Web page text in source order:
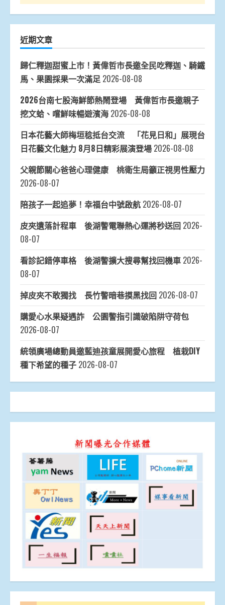
近期文章
歸仁釋迦甜蜜上市！黃偉哲市長邀全民吃釋迦、騎鐵
馬、果園採果一次滿足 2026-08-08
2026台南七股海鮮節熱鬧登場 黃偉哲市長邀親子
挖文蛤、嚐鮮味暢遊濱海 2026-08-08
日本花藝大師梅垣稔抵台交流 「花見日和」展現台
日花藝文化魅力 8月8日精彩展演登場 2026-08-08
父親節關心爸爸心理健康 桃衛生局籲正視男性壓力
2026-08-07
陪孩子一起追夢！幸福台中號啟航 2026-08-07
皮夾遺落計程車 後湖警電聯熱心運將秒送回 2026-
08-07
看診記錯停車格 後湖警擴大搜尋幫找回機車 2026-
08-07
掉皮夾不敢獨找 長竹警暗巷摸黑找回 2026-08-07
購愛心水果疑遇詐 公園警指引識破陷阱守荷包
2026-08-07
統領廣場總動員邀藍迪孩童展開愛心旅程 植栽DIY
種下希望的種子 2026-08-07